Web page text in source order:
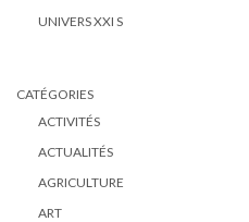
UNIVERS XXI S
CATÉGORIES
ACTIVITÉS
ACTUALITÉS
AGRICULTURE
ART